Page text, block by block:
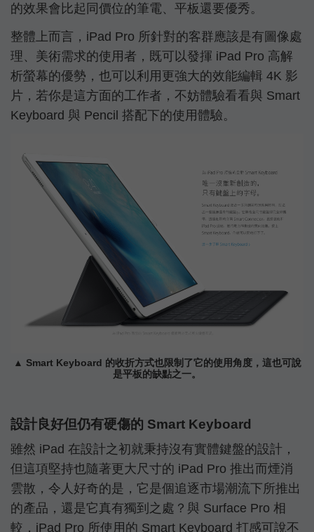
的效果會比起同價位的筆電、平板還要優秀。
整體上而言，iPad Pro 所針對的客群應該是有圖像處
理、美術需求的使用者，既可以發揮 iPad Pro 高解
析螢幕的優勢，也可以利用更強大的效能編輯 4K 影
片，若你是這方面的工作者，不妨體驗看看與 Smart
Keyboard 與 Pencil 搭配下的使用體驗。
▲ Smart Keyboard 的收折方式也限制了它的使用角度，這也可說
是平板的缺點之一。
設計良好但仍有硬傷的 Smart Keyboard
雖然 iPad 在設計之初就秉持沒有實體鍵盤的設計，
但這項堅持也隨著更大尺寸的 iPad Pro 推出而煙消
雲散，令人好奇的是，它是個追逐市場潮流下所推出
的產品，還是它真有獨到之處？與 Surface Pro 相
較，iPad Pro 所使用的 Smart Keyboard 打感可說不